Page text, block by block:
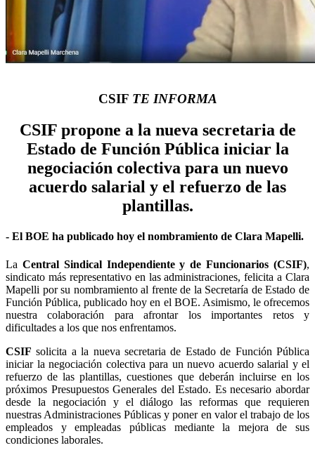
CSIF TE INFORMA
CSIF propone a la nueva secretaria de
Estado de Función Pública iniciar la
negociación colectiva para un nuevo
acuerdo salarial y el refuerzo de las
plantillas.
- El BOE ha publicado hoy el nombramiento de Clara Mapelli.
La Central Sindical Independiente y de Funcionarios (CSIF),
sindicato más representativo en las administraciones, felicita a Clara
Mapelli por su nombramiento al frente de la Secretaría de Estado de
Función Pública, publicado hoy en el BOE. Asimismo, le ofrecemos
nuestra colaboración para afrontar los importantes retos y
dificultades a los que nos enfrentamos.
CSIF solicita a la nueva secretaria de Estado de Función Pública
iniciar la negociación colectiva para un nuevo acuerdo salarial y el
refuerzo de las plantillas, cuestiones que deberán incluirse en los
próximos Presupuestos Generales del Estado. Es necesario abordar
desde la negociación y el diálogo las reformas que requieren
nuestras Administraciones Públicas y poner en valor el trabajo de los
empleados y empleadas públicas mediante la mejora de sus
condiciones laborales.